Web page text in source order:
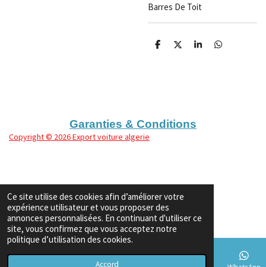
Ce site utilise des cookies afin d’améliorer votre
expérience utilisateur et vous proposer des
annonces personnalisées. En continuant d'utiliser ce
site, vous confirmez que vous acceptez notre
politique d’utilisation des cookies.
Accord
Barres De Toit
P
P
P
P
Garanties & Conditions
Copyright© 2026 Export voiture algerie